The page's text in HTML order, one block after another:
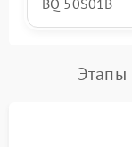
BQ 50S01B
Этапы